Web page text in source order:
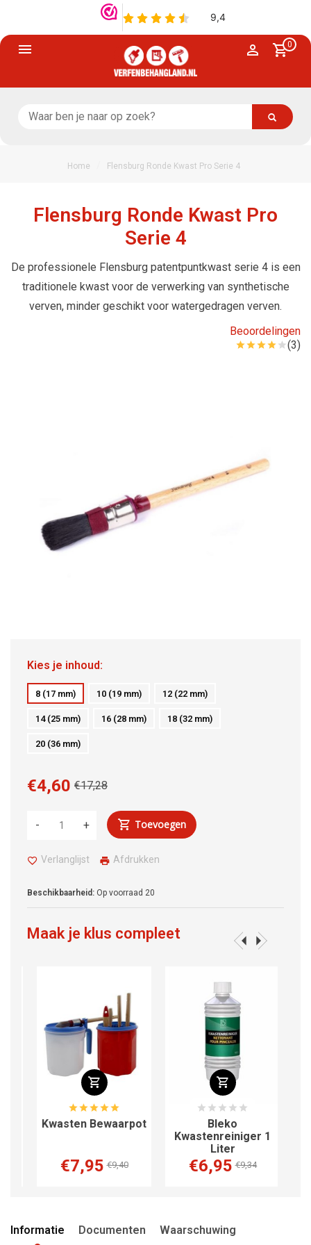
0
Home Flensburg Ronde Kwast Pro Serie 4
Flensburg Ronde Kwast Pro
Serie 4
De professionele Flensburg patentpuntkwast serie 4 is een
traditionele kwast voor de verwerking van synthetische
verven, minder geschikt voor watergedragen verven.
Beoordelingen
(3)
Kies je inhoud:
8 (17 mm) 10 (19 mm) 12 (22 mm)
14 (25 mm) 16 (28 mm) 18 (32 mm)
20 (36 mm)
€17,28
€4,60
+
- Toevoegen
Verlanglijst Afdrukken
Beschikbaarheid: Op voorraad 20
Maak je klus compleet
Kwasten Bewaarpot
€7,95 €9,40
Bleko
Kwastenreiniger 1
Liter
€6,95 €9,34
Informatie Documenten Waarschuwing